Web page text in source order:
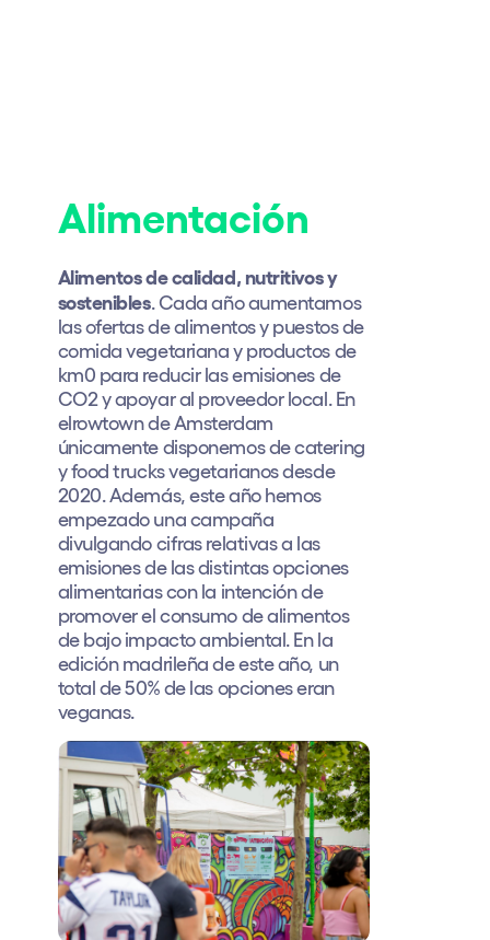
Alimentación
Alimentos de calidad, nutritivos y
sostenibles. Cada año aumentamos
las ofertas de alimentos y puestos de
comida vegetariana y productos de
km0 para reducir las emisiones de
CO2 y apoyar al proveedor local. En
elrowtown de Amsterdam
únicamente disponemos de catering
y food trucks vegetarianos desde
2020. Además, este año hemos
empezado una campaña
divulgando cifras relativas a las
emisiones de las distintas opciones
alimentarias con la intención de
promover el consumo de alimentos
de bajo impacto ambiental. En la
edición madrileña de este año, un
total de 50% de las opciones eran
veganas.